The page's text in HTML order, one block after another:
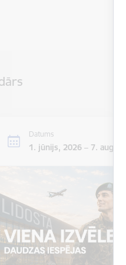
Datums
1. jūnijs, 2026 – 7.